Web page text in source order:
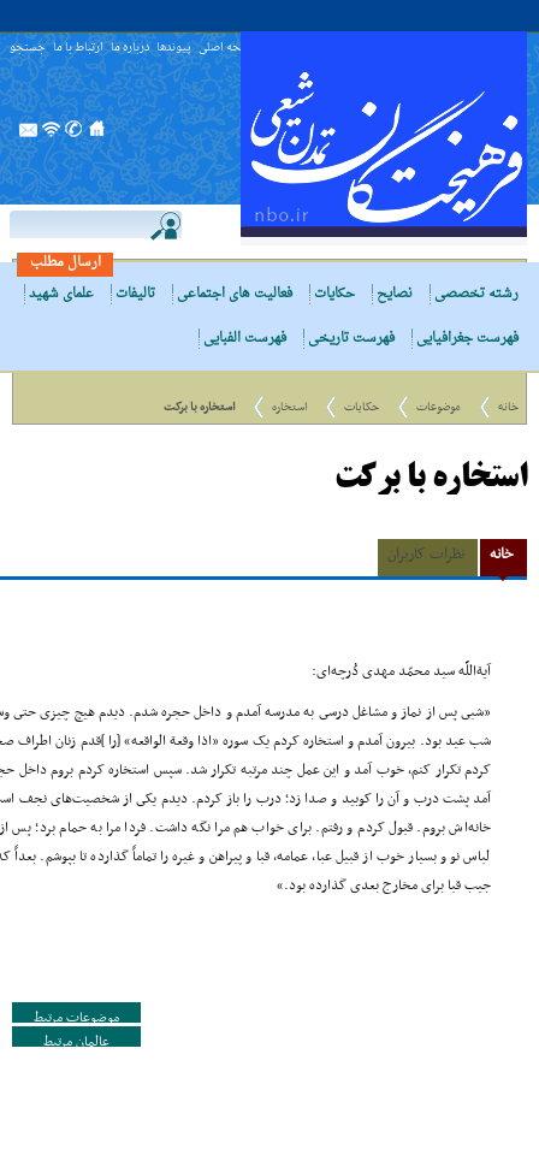
صفحه اصلی پیوندها درباره ما ارتباط با ما جستجو
ارسال مطلب
رشته تخصصی
نصایح حکایات فعالیت های اجتماعی تالیفات
علمای شهید
فهرست جغرافیایی
فهرست تاریخی فهرست الفبایی
خانه موضوعات حکایات استخاره استخاره با برکت
استخاره با برکت
خانه نظرات کاربران
آیةاللَّه سید محمّد مهدى دُرچه‌اى:
«شبى پس از نماز و مشاغل درسى به مدرسه آمدم و داخل حجره شدم. دیدم هیچ چیزى حتى
شب عید بود. بیرون آمدم و استخاره کردم یک سوره «اذا وقعة الواقعه» [را ]قدم زنان
کردم تکرار کنم، خوب آمد و این عمل چند مرتبه تکرار شد. سپس استخاره کردم بروم
آمد پشت درب و آن را کوبید و صدا زد؛ درب را باز کردم. دیدم یکى از شخصیت‌هاى نجف
خانه‌اش بروم. قبول کردم و رفتم. براى خواب هم مرا نگه داشت. فردا مرا به حمام برد؛ پس
لباس نو و بسیار خوب از قبیل عبا، عمامه، قبا و پیراهن و غیره را تماماً گذارده تا بپوشم.
جیب قبا براى مخارج بعدى گذارده بود.»
موضوعات مرتبط
عالمان مرتبط